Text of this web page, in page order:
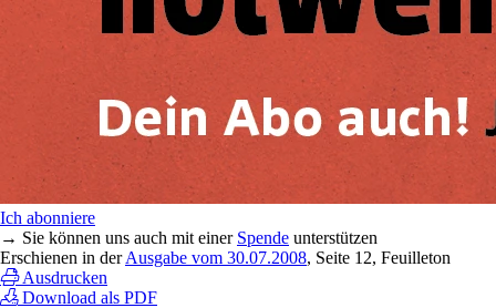
Ich abonniere
→ Sie können uns auch mit einer Spende unterstützen
Erschienen in derAusgabe vom 30.07.2008, Seite 12, Feuilleton
Ausdrucken
Download als PDF